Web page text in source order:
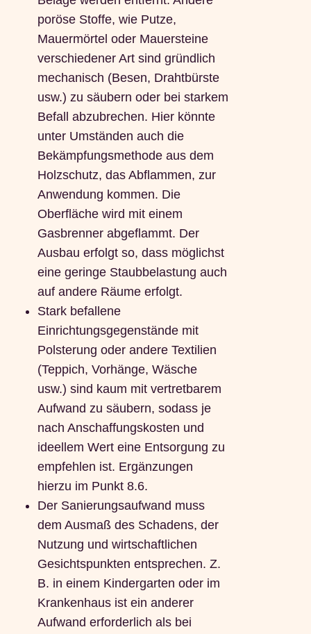
poröse Stoffe, wie Putze,
Mauermörtel oder Mauersteine
verschiedener Art sind gründlich
mechanisch (Besen, Drahtbürste
usw.) zu säubern oder bei starkem
Befall abzubrechen. Hier könnte
unter Umständen auch die
Bekämpfungsmethode aus dem
Holzschutz, das Abflammen, zur
Anwendung kommen. Die
Oberfläche wird mit einem
Gasbrenner abgeflammt. Der
Ausbau erfolgt so, dass möglichst
eine geringe Staubbelastung auch
auf andere Räume erfolgt.
Stark befallene
Einrichtungsgegenstände mit
Polsterung oder andere Textilien
(Teppich, Vorhänge, Wäsche
usw.) sind kaum mit vertretbarem
Aufwand zu säubern, sodass je
nach Anschaffungskosten und
ideellem Wert eine Entsorgung zu
empfehlen ist. Ergänzungen
hierzu im Punkt 8.6.
Der Sanierungsaufwand muss
dem Ausmaß des Schadens, der
Nutzung und wirtschaftlichen
Gesichtspunkten entsprechen. Z.
B. in einem Kindergarten oder im
Krankenhaus ist ein anderer
Aufwand erforderlich als bei